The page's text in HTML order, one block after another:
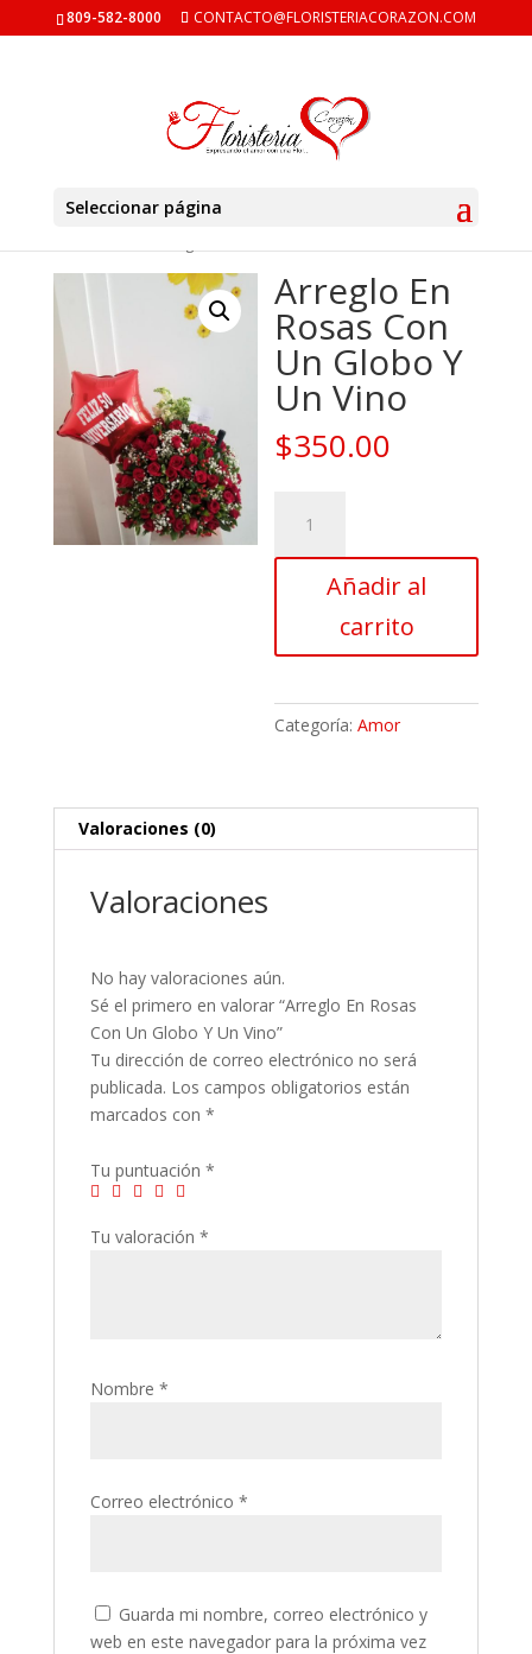
809-582-8000 CONTACTO@FLORISTERIACORAZON.COM
Seleccionar página
Arreglo En
Rosas Con
Un Globo Y
Un Vino
$350.00
Rosas
Vino
Añadir al
carrito
Categoría:Amor
Valoraciones (0)
Valoraciones
No hay valoraciones aún.
Sé el primero en valorar “Arreglo En Rosas
Con Un Globo Y Un Vino”
Tu dirección de correo electrónico no será
publicada. Los campos obligatorios están
marcados con *
Tu puntuación *
Tu valoración *
Nombre *
Correo electrónico *
Guarda mi nombre, correo electrónico y
web en este navegador para la próxima vez